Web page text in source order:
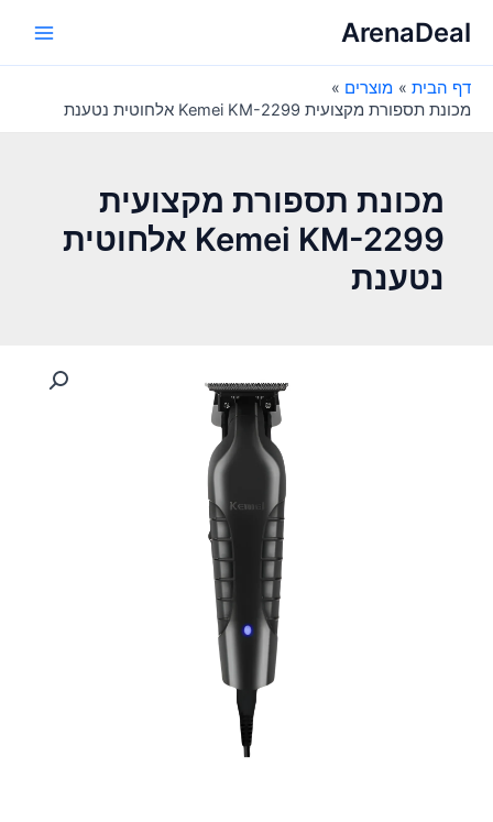
לתוכןArenaDeal
דף הבית
מוצרים
מכונת תספורת מקצועית Kemei KM-2299 אלחוטית נטענת
מכונת תספורת מקצועית
Kemei KM-2299 אלחוטית
נטענת